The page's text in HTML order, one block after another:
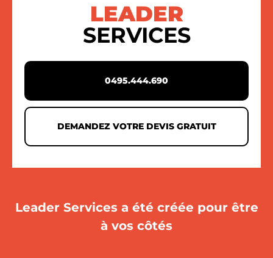
LEADER
SERVICES
0495.444.690
DEMANDEZ VOTRE DEVIS GRATUIT
Leader Services a été créée pour être
à vos côtés